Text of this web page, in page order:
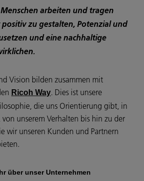
arbeiten und tragen
zu gestalten, Potenzial und
und eine nachhaltige
Vision bilden zusammen mit
Ricoh Way. Dies ist unsere
die uns Orientierung gibt, in
unserem Verhalten bis hin zu der
wir unseren Kunden und Partnern
über unser Unternehmen